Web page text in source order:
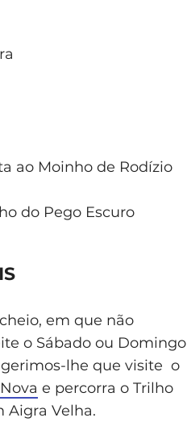
ao Moinho de Rodízio
do Pego Escuro
em que não
o Sábado ou Domingo
lhe que visite o
e percorra o Trilho
Aigra Velha.